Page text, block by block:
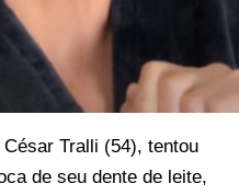
Tralli (54), tentou
de seu dente de leite,